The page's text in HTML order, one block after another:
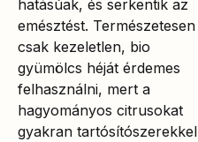
hatásúak, és serkentik az
emésztést. Természetesen
csak kezeletlen, bio
gyümölcs héját érdemes
felhasználni, mert a
hagyományos citrusokat
gyakran tartósítószerekkel